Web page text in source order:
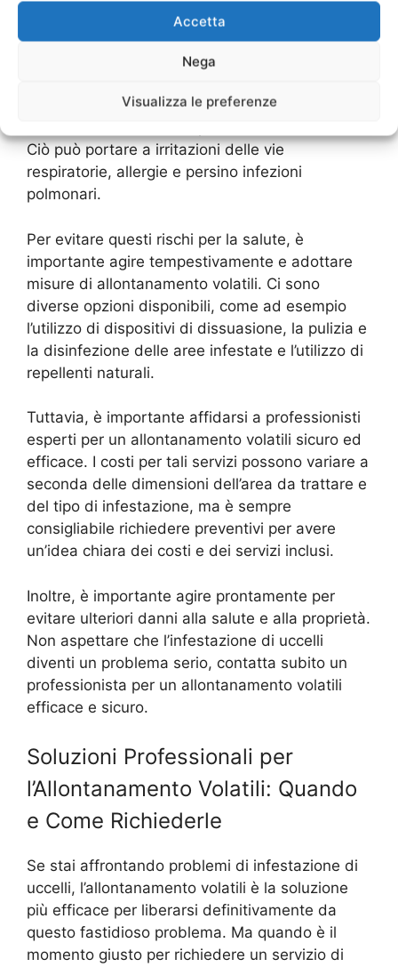
Accetta
Nega
Visualizza le preferenze
soprattutto per le persone con un sistema
immunitario compromesso.
problemi respiratori a causa delle loro piume e
Ciò può portare a irritazioni delle vie
respiratorie, allergie e persino infezioni
polmonari.
Per evitare questi rischi per la salute, è
importante agire tempestivamente e adottare
misure di allontanamento volatili. Ci sono
diverse opzioni disponibili, come ad esempio
l’utilizzo di dispositivi di dissuasione, la pulizia e
la disinfezione delle aree infestate e l’utilizzo di
repellenti naturali.
Tuttavia, è importante affidarsi a professionisti
esperti per un allontanamento volatili sicuro ed
efficace. I costi per tali servizi possono variare a
seconda delle dimensioni dell’area da trattare e
del tipo di infestazione, ma è sempre
consigliabile richiedere preventivi per avere
un’idea chiara dei costi e dei servizi inclusi.
Inoltre, è importante agire prontamente per
evitare ulteriori danni alla salute e alla proprietà.
Non aspettare che l’infestazione di uccelli
diventi un problema serio, contatta subito un
professionista per un allontanamento volatili
efficace e sicuro.
Soluzioni Professionali per
l’Allontanamento Volatili: Quando
e Come Richiederle
Se stai affrontando problemi di infestazione di
uccelli, l’allontanamento volatili è la soluzione
più efficace per liberarsi definitivamente da
questo fastidioso problema. Ma quando è il
momento giusto per richiedere un servizio di